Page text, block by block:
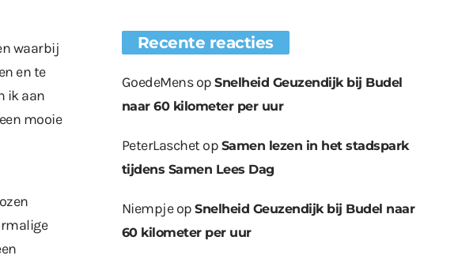
waarbij
en te
ik aan
mooie
Recente reacties
GoedeMensopSnelheid Geuzendijk bij Budel
naar 60 kilometer per uur
PeterLaschetop Samen lezen in het stadspark
tijdens Samen Lees Dag
NiempjeopSnelheid Geuzendijk bij Budel naar
60 kilometer per uur